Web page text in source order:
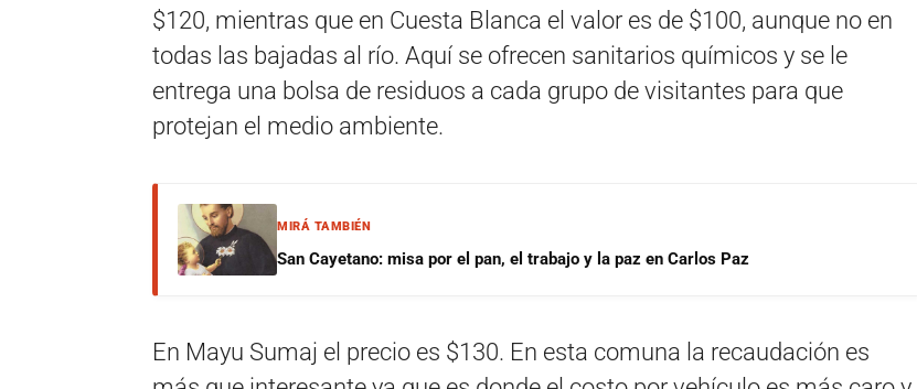
$120, mientras que en Cuesta Blanca el valor es de $100, aunque no en
todas las bajadas al río. Aquí se ofrecen sanitarios químicos y se le
entrega una bolsa de residuos a cada grupo de visitantes para que
protejan el medio ambiente.
MIRÁ TAMBIÉN
San Cayetano: misa por el pan, el trabajo y la paz en Carlos Paz
En Mayu Sumaj el precio es $130. En esta comuna la recaudación es